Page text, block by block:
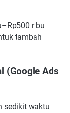
ribu
tambah
(Google Ads
sedikit waktu